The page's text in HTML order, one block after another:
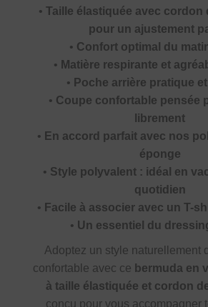
•Taille élastiquée avec cordon
pour un ajustement
• Confort optimal du
• Matière respirante et
• Poche arrière pratique
• Coupe confortable pensée
librement
• En accord parfait avec nos
éponge
• Style polyvalent : idéal en
quotidien
• Facile à associer avec un T-
• Un essentiel du
Adoptez un style naturellement
confortable avec ce bermuda en
à taille élastiquée et cordon
conçu pour vous accompagner